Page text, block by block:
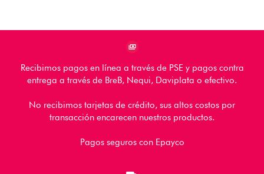
Recibimos pagos en línea a través de PSE y pagos contra
entrega a través de BreB, Nequi, Daviplata o efectivo.
No recibimos tarjetas de crédito, sus altos costos por
transacción encarecen nuestros productos.
Pagos seguros con Epayco